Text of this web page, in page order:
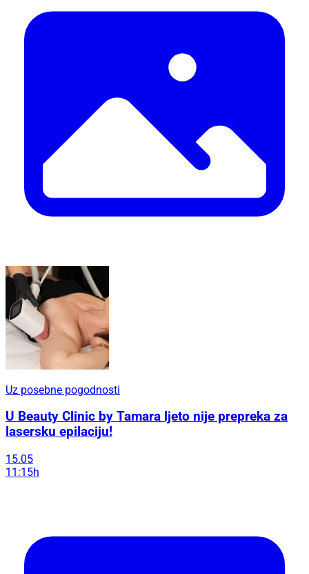
Uz posebne pogodnosti
U Beauty Clinic by Tamara ljeto nije prepreka za
lasersku epilaciju!
15.05
11:15h